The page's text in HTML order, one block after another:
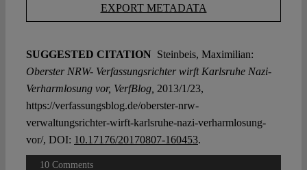
EXPORT METADATA
SUGGESTED CITATION Steinbeis, Maximilian:
Oberster NRW- Verfassungsrichter wirft Karlsruhe Nazi-
Verharmlosung vor, VerfBlog, 2013/1/23,
https://verfassungsblog.de/oberster-nrw-
verwaltungsrichter-wirft-karlsruhe-nazi-verharmlosung-
vor/, DOI: 10.17176/20170807-160453.
10 Comments